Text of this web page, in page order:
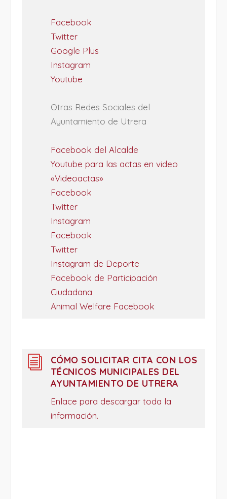
Facebook
Twitter
Google Plus
Instagram
Youtube
Otras Redes Sociales del
Ayuntamiento de Utrera
Facebook del Alcalde
Youtube para las actas en video
«Videoactas»
Facebook
Twitter
Instagram
Facebook
Twitter
Instagram de Deporte
Facebook de Participación
Ciudadana
Animal Welfare Facebook
i
CÓMO SOLICITAR CITA CON LOS
TÉCNICOS MUNICIPALES DEL
AYUNTAMIENTO DE UTRERA
Enlace para descargar toda la
información.